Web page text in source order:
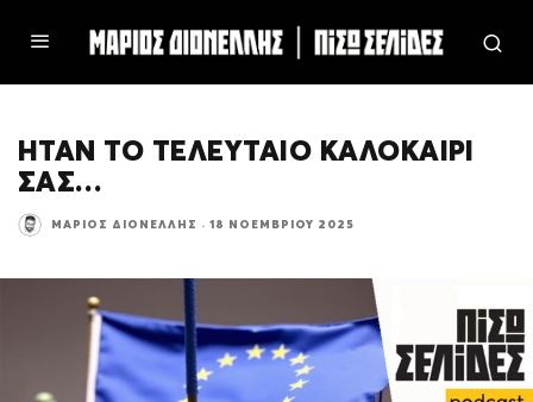
ΗΤΑΝ ΤΟ ΤΕΛΕΥΤΑΙΟ ΚΑΛΟΚΑΙΡΙ
ΣΑΣ…
ΜΆΡΙΟΣ ΔΙΟΝΈΛΛΗΣ · 18 ΝΟΕΜΒΡΊΟΥ 2025